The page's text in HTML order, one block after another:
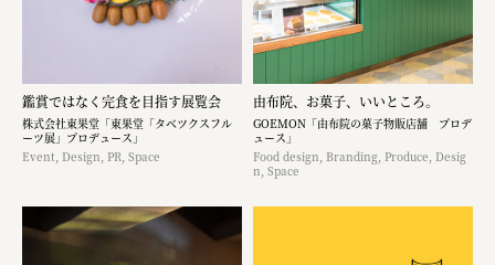
鑑賞ではなく完食を目指す展覧会
株式会社東果堂「東果堂「タベツクスフル
ーツ展」プロデュース」
Event, Design, PR, Space
由布院、お菓子、いいところ。
GOEMON「由布院の菓子物販店舗 プロデ
ュース」
Food design, Branding, Produce, Desig
n, Space